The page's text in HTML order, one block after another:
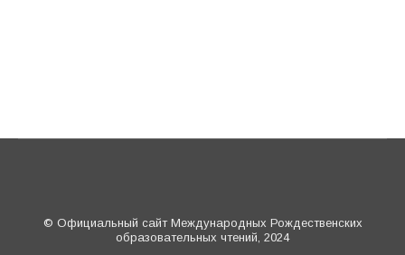
© Официальный сайт Международных Рождественских
образовательных чтений, 2024